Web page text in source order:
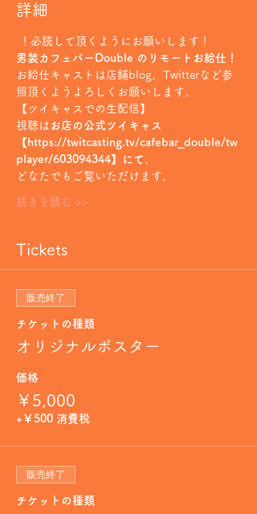
詳細
！必読して頂くようにお願いします！
男装カフェバーDouble のリモートお給仕！
お給仕キャストは店鋪blog、Twitterなど参
照頂くようよろしくお願いします。
【ツイキャスでの生配信】
視聴は お店の公式ツイキャス
【https://twitcasting.tv/cafebar_double/tw
player/603094344】にて
どなたでもご覧いただけます。
続きを読む >>
Tickets
販売終了
チケットの種類
オリジナルポスター
価格
￥5,000
+￥500 消費税
販売終了
チケットの種類